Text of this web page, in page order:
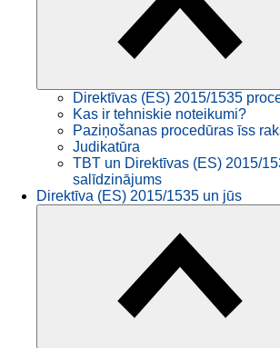
Direktīvas (ES) 2015/1535
Kas ir tehniskie noteikumi?
Paziņošanas procedūras īss
Judikatūra
TBT un Direktīvas (ES) 2015/
salīdzinājums
Direktīva (ES) 2015/1535 un jūs